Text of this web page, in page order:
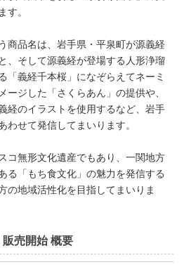
す。
商品名は、岩手県・平泉町が源義経
、そして源義経が登場する人形浄瑠
「義経千本桜」になぞらえてネーミ
ージした「さくらあん」の提供や、
経のイラストを使用するなど、岩手
わせて発信してまいります。
コ無形文化遺産でもあり、一関地方
る「もち食文化」の魅力を発信する
の地域活性化を目指してまいりま
販売開始 概要